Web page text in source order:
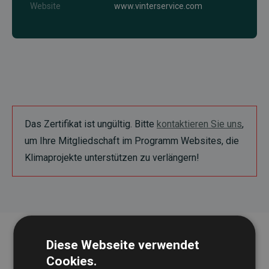
Website
www.vinterservice.com
Das Zertifikat ist ungültig. Bitte kontaktieren Sie uns,
um Ihre Mitgliedschaft im Programm Websites, die
Klimaprojekte unterstützen zu verlängern!
Diese Webseite verwendet
Cookies.